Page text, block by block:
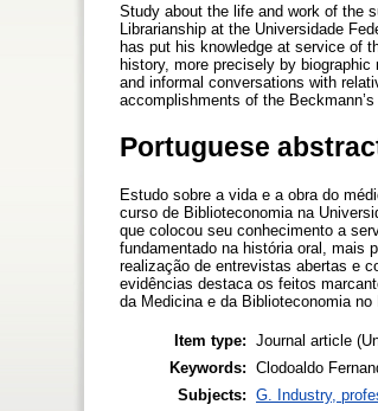
Study about the life and work of the
Librarianship at the Universidade
has put his knowledge at service of
history, more precisely by
and informal conversations with
accomplishments of the
Portuguese
Estudo sobre a vida e a obra do
curso de Biblioteconomia na
que colocou seu conhecimento a
fundamentado na história oral, mais
realização de entrevistas abertas e
evidências destaca os feitos
da Medicina e da Biblioteconomia no
Item type: Journal article
Keywords: Clodoaldo
Subjects: G. Industry,